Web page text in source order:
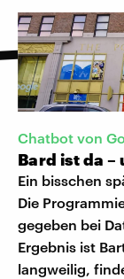
Chatbot von
Bard ist da
Ein bisschen
Die
gegeben bei
Ergebnis ist
langweilig,